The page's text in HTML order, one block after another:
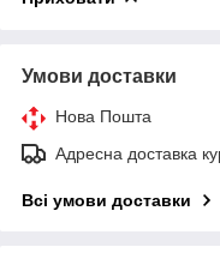
Умови доставки
Нова Пошта
Адресна доставка
Всі умови доставки